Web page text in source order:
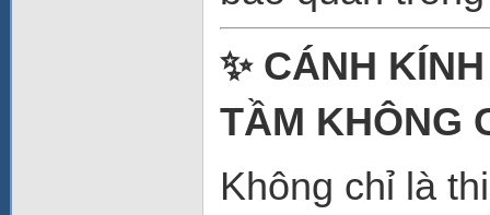
✨ CÁNH
TẦM KHÔNG
Không chỉ là